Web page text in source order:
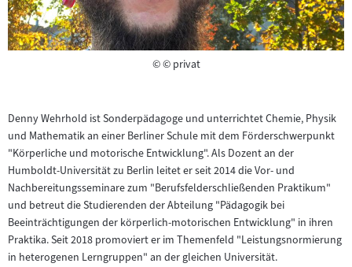
©Copyright
© privat
Denny Wehrhold ist Sonderpädagoge und unterrichtet Chemie, Physik
und Mathematik an einer Berliner Schule mit dem Förderschwerpunkt
"Körperliche und motorische Entwicklung". Als Dozent an der
Humboldt-Universität zu Berlin leitet er seit 2014 die Vor- und
Nachbereitungsseminare zum "Berufsfelderschließenden Praktikum"
und betreut die Studierenden der Abteilung "Pädagogik bei
Beeinträchtigungen der körperlich-motorischen Entwicklung" in ihren
Praktika. Seit 2018 promoviert er im Themenfeld "Leistungsnormierung
in heterogenen Lerngruppen" an der gleichen Universität.